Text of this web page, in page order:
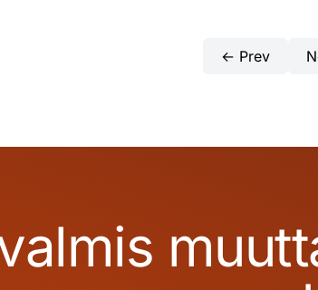
← Prev